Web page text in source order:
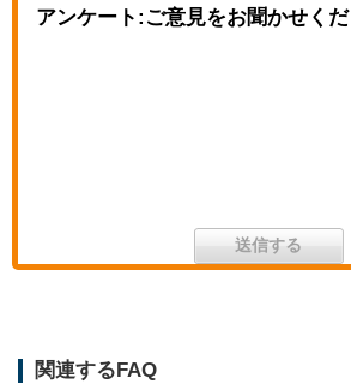
アンケート:ご意見をお聞かせく
関連するFAQ